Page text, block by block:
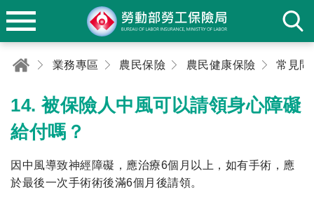
業務專區 農民保險 農民健康保險 常見問
14. 被保險人中風可以請領身心障礙
給付嗎？
因中風導致神經障礙，應治療6個月以上，如有手術，應
於最後一次手術術後滿6個月後請領。